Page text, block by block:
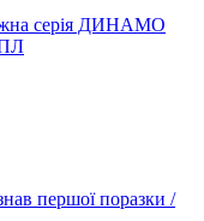
серія ДИНАМО
першої поразки /